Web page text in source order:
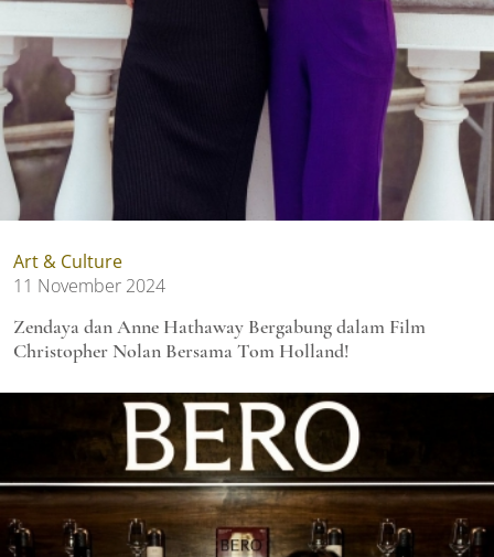
Art & Culture
11 November 2024
Zendaya dan Anne Hathaway Bergabung dalam Film
Christopher Nolan Bersama Tom Holland!